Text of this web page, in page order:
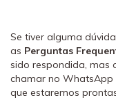
Se tiver alguma
as Perguntas
sido respondida, mas
chamar no WhatsApp
que estaremos